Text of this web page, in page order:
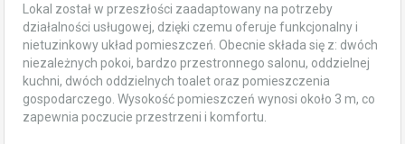
Lokal został w przeszłości zaadaptowany na potrzeby
działalności usługowej, dzięki czemu oferuje funkcjonalny i
nietuzinkowy układ pomieszczeń. Obecnie składa się z: dwóch
niezależnych pokoi, bardzo przestronnego salonu, oddzielnej
kuchni, dwóch oddzielnych toalet oraz pomieszczenia
gospodarczego. Wysokość pomieszczeń wynosi około 3 m, co
zapewnia poczucie przestrzeni i komfortu.